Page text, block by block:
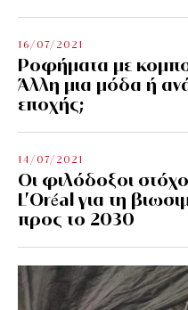
16/07/2021
Ροφήματα με
Άλλη μια μόδα ή
εποχής;
14/07/2021
Οι φιλόδοξοι
L’Oréal για τη
προς το 2030